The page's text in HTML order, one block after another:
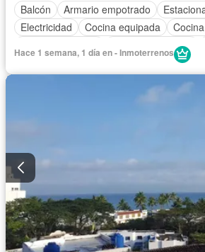
Balcón
Armario empotrado
Electricidad
Cocina equipada
Cuarto de servicio
Acceso para personas con discapacidad
Seguridad
Hace 1 semana, 1 día en - Inmoterrenos